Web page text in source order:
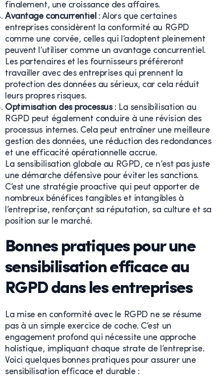
finalement, une croissance des affaires.
Avantage concurrentiel: Alors que certaines
entreprises considèrent la conformité au RGPD
comme une corvée, celles qui l’adoptent pleinement
peuvent l’utiliser comme un avantage concurrentiel.
Les partenaires et les fournisseurs préféreront
travailler avec des entreprises qui prennent la
protection des données au sérieux, car cela réduit
leurs propres risques.
Optimisation des processus: La sensibilisation au
RGPD peut également conduire à une révision des
processus internes. Cela peut entraîner une meilleure
gestion des données, une réduction des redondances
et une efficacité opérationnelle accrue.
La sensibilisation globale au RGPD, ce n’est pas juste
une démarche défensive pour éviter les sanctions.
C’est une stratégie proactive qui peut apporter de
nombreux bénéfices tangibles et intangibles à
l’entreprise, renforçant sa réputation, sa culture et sa
position sur le marché.
Bonnes pratiques pour une
sensibilisation efficace au
RGPD dans les entreprises
La mise en conformité avec le RGPD ne se résume
pas à un simple exercice de coche. C’est un
engagement profond qui nécessite une approche
holistique, impliquant chaque strate de l’entreprise.
Voici quelques bonnes pratiques pour assurer une
sensibilisation efficace et durable :